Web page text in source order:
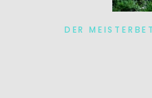
DER